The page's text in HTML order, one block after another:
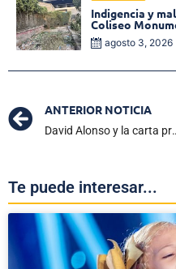
Indigencia y
Coliseo
inmediata!
agosto 3, 2026
ANTERIOR NOTICIA
David Alonso y la
Te puede interesar...